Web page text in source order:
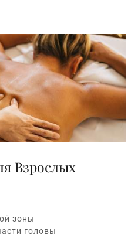
Взрослых
зоны
головы